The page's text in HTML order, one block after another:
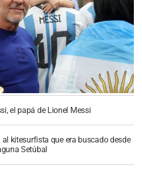
el papá de Lionel Messi
kitesurfista que era buscado desde
Setúbal